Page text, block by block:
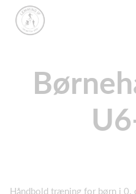
Håndbold træning for børn i 0.